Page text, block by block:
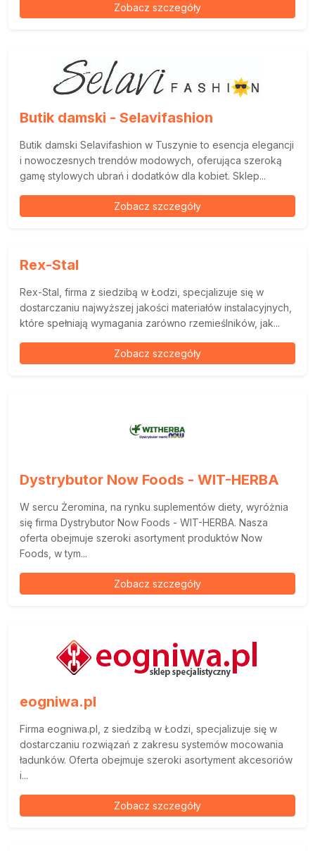
Zobacz szczegóły
Butik damski - Selavifashion
Butik damski Selavifashion w Tuszynie to esencja elegancji
i nowoczesnych trendów modowych, oferująca szeroką
gamę stylowych ubrań i dodatków dla kobiet. Sklep...
Zobacz szczegóły
Rex-Stal
Rex-Stal, firma z siedzibą w Łodzi, specjalizuje się w
dostarczaniu najwyższej jakości materiałów instalacyjnych,
które spełniają wymagania zarówno rzemieślników, jak...
Zobacz szczegóły
Dystrybutor Now Foods - WIT-HERBA
W sercu Żeromina, na rynku suplementów diety, wyróżnia
się firma Dystrybutor Now Foods - WIT-HERBA. Nasza
oferta obejmuje szeroki asortyment produktów Now
Foods, w tym...
Zobacz szczegóły
eogniwa.pl
Firma eogniwa.pl, z siedzibą w Łodzi, specjalizuje się w
dostarczaniu rozwiązań z zakresu systemów mocowania
ładunków. Oferta obejmuje szeroki asortyment akcesoriów
i...
Zobacz szczegóły